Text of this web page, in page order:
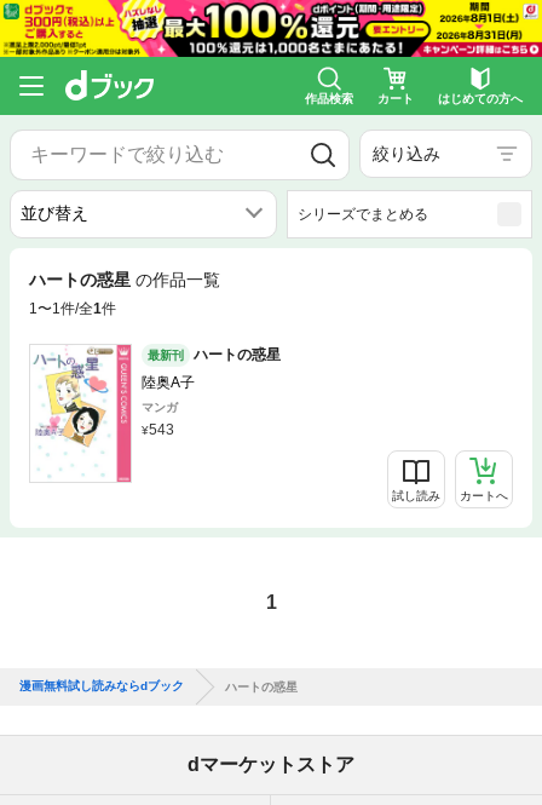
作品検索 カート はじめての方へ
絞り込み
シリーズでまとめる
ハートの惑星 の作品一覧
1〜1件/全1件
最新刊
ハートの惑星
陸奥A子
マンガ
543
試し読み カートへ
1
漫画無料試し読みならdブック ハートの惑星
dマーケットストア